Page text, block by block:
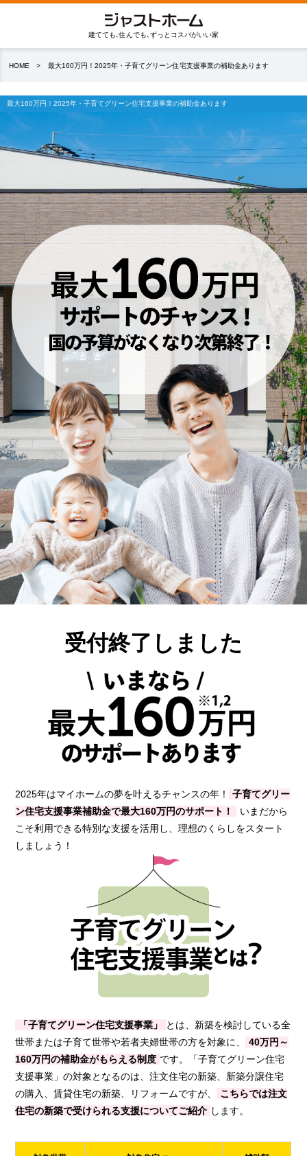
建てても､住んでも､ずっとコスパがいい家
HOME 最大160万円！2025年・子育てグリーン住宅支援事業の補助金あります
最大160万円！2025年・子育てグリーン住宅支援事業の補助金あります
受付終了しました
2025年はマイホームの夢を叶えるチャンスの年！
子育てグリー
ン住宅支援事業補助金で最大160万円のサポート！
いまだから
こそ利用できる特別な支援を活用し、理想のくらしをスタート
しましょう！
「子育てグリーン住宅支援事業」
とは、新築を検討している全
世帯または子育て世帯や若者夫婦世帯の方を対象に、
40万円～
160万円の補助金がもらえる制度 です。「子育てグリーン住宅
支援事業」の対象となるのは、注文住宅の新築、新築分譲住宅
の購入、賃貸住宅の新築、リフォームですが、
こちらでは注文
住宅の新築で受けられる支援についてご紹介 します。